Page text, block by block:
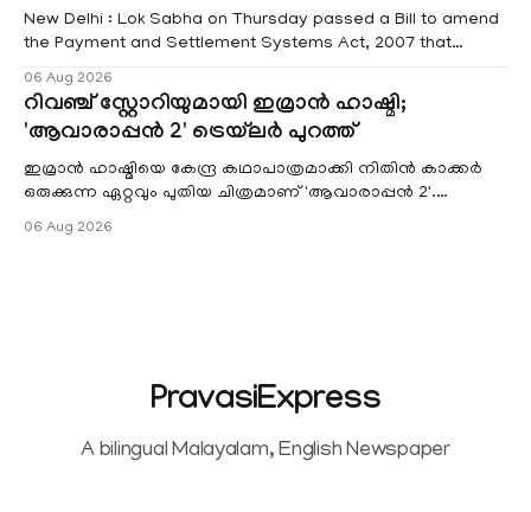
New Delhi : Lok Sabha on Thursday passed a Bill to amend
the Payment and Settlement Systems Act, 2007 that
service providers to levy charges on payments through
unified payments interface (UPI) and other notified
electronic payment modes. The amendment passed by the
06 Aug 2026
റിവഞ്ച് സ്റ്റോറിയുമായി ഇമ്രാൻ ഹാഷ്മി;
'ആവാരാപ്പൻ 2' ട്രെയ്‌ലർ പുറത്ത്
ഇമ്രാൻ ഹാഷ്മിയെ കേന്ദ്ര കഥാപാത്രമാക്കി നിതിൻ കാക്കർ
ഒരുക്കുന്ന ഏറ്റവും പുതിയ ചിത്രമാണ് 'ആവാരാപ്പൻ 2'.
06 Aug 2026
PravasiExpress
A bilingual Malayalam, English Newspaper